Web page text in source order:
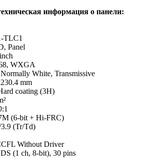
информация о панели:
TLC1
Panel
WXGA
White, Transmissive
mm
coating (3H)
(6-bit + Hi-FRC)
3.9 (Tr/Td)
Without Driver
(1 ch, 8-bit), 30 pins